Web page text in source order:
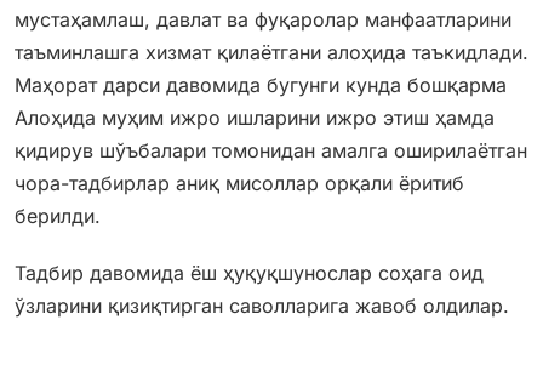
мустаҳамлаш, давлат ва фуқаролар манфаатларини
таъминлашга хизмат қилаётгани алоҳида таъкидлади.
Маҳорат дарси давомида бугунги кунда бошқарма
Алоҳида муҳим ижро ишларини ижро этиш ҳамда
қидирув шўъбалари томонидан амалга оширилаётган
чора-тадбирлар аниқ мисоллар орқали ёритиб
берилди.
Тадбир давомида ёш ҳуқуқшунослар соҳага оид
ўзларини қизиқтирган саволларига жавоб олдилар.